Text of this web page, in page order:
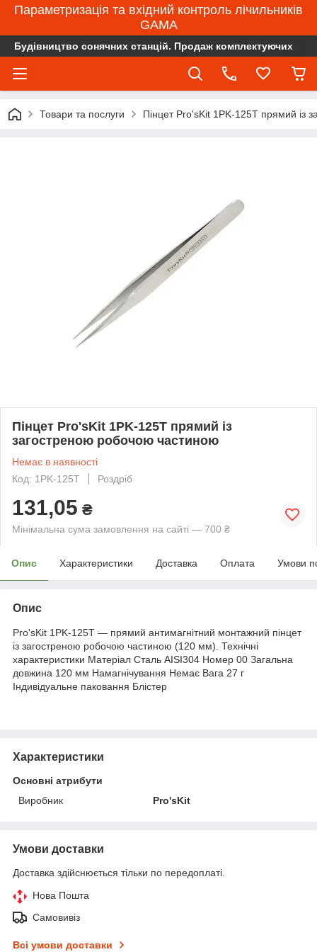
Параметризація та вхідний контроль лічильників
GAMA
Будівництво сонячних станцій. Продаж комплектуючих
Товари та послуги Пінцет Pro'sKit 1PK-125T прямий із
Пінцет Pro'sKit 1PK-125T прямий із
загостреною робочою частиною
Немає в наявності
Код: 1PK-125T
Роздріб
131,05 ₴
Мінімальна сума замовлення на сайті — 700 ₴
Опис Характеристики Доставка Оплата Умови
Опис
Pro'sKit 1PK-125T — прямий антимагнітний монтажний пінцет
із загостреною робочою частиною (120 мм). Технічні
характеристики Матеріал Сталь AISI304 Номер 00 Загальна
довжина 120 мм Намагнічування Немає Вага 27 г
Індивідуальне паковання Блістер
Характеристики
Основні атрибути
Виробник
Pro'sKit
Умови доставки
Доставка здійснюється тільки по передоплаті.
Нова Пошта
Самовивіз
Всі умови доставки